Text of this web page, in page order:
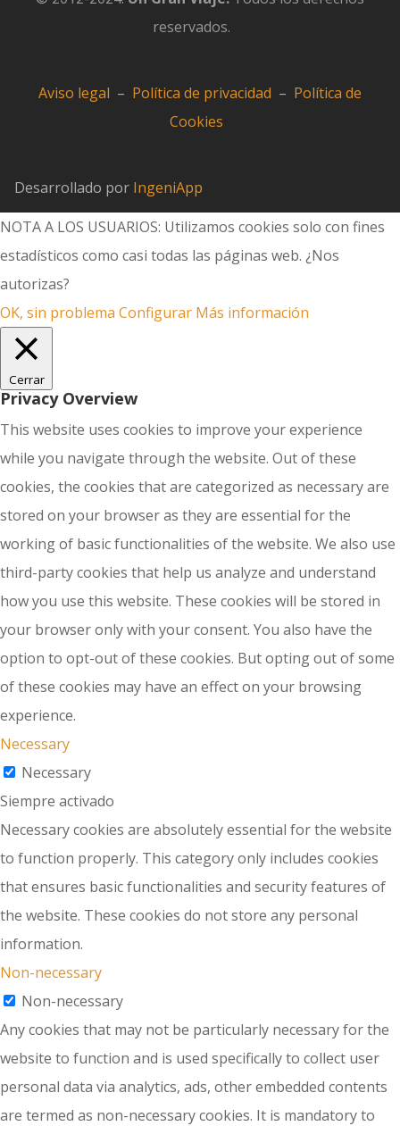
reservados.
Aviso legal – Política de privacidad – Política de
Cookies
Desarrollado por IngeniApp
NOTA A LOS USUARIOS: Utilizamos cookies solo con fines
estadísticos como casi todas las páginas web. ¿Nos
autorizas?
OK, sin problema Configurar Más información
Cerrar
Privacy Overview
This website uses cookies to improve your experience
while you navigate through the website. Out of these
cookies, the cookies that are categorized as necessary are
stored on your browser as they are essential for the
working of basic functionalities of the website. We also use
third-party cookies that help us analyze and understand
how you use this website. These cookies will be stored in
your browser only with your consent. You also have the
option to opt-out of these cookies. But opting out of some
of these cookies may have an effect on your browsing
experience.
Necessary
Necessary
Siempre activado
Necessary cookies are absolutely essential for the website
to function properly. This category only includes cookies
that ensures basic functionalities and security features of
the website. These cookies do not store any personal
information.
Non-necessary
Non-necessary
Any cookies that may not be particularly necessary for the
website to function and is used specifically to collect user
personal data via analytics, ads, other embedded contents
are termed as non-necessary cookies. It is mandatory to